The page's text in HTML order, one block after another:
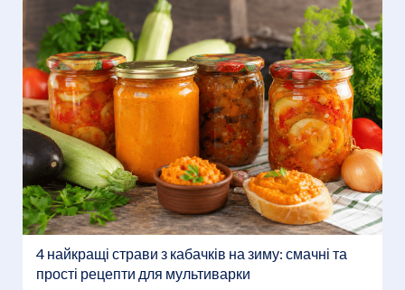
4 найкращі страви з кабачків на зиму: смачні та
прості рецепти для мультиварки